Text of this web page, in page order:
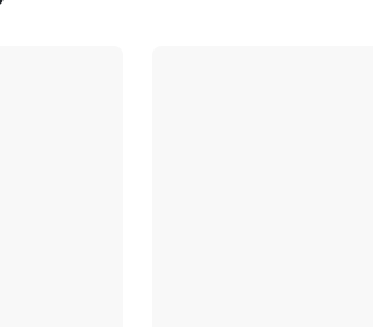
para tu perro variará según la edad, la
para que tu perro tenga un buen